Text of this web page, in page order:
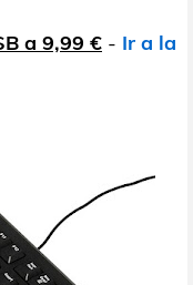
a 9,99 € - Ir a la